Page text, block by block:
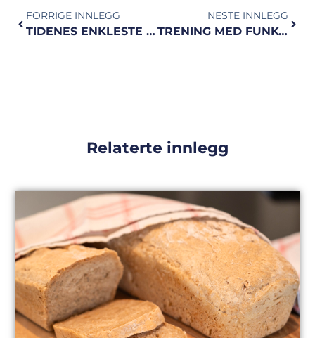
FORRIGE INNLEGG
TIDENES ENKLESTE GLUTENFRIE PROTEINBRØD
NESTE INNLEGG
TRENING MED FUNKYGINE OG HOLTE OG UKAS INTERVALLER
Relaterte innlegg